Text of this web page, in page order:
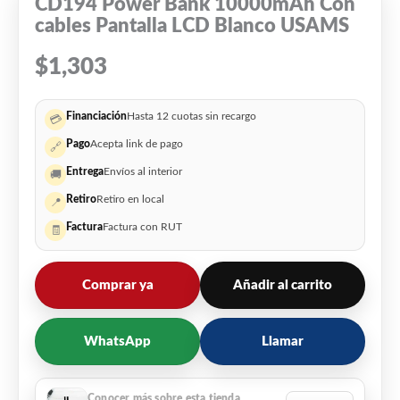
CD194 Power Bank 10000mAh Con
cables Pantalla LCD Blanco USAMS
$1,303
💳 FinanciaciónHasta 12 cuotas sin recargo
🔗 PagoAcepta link de pago
🚚 EntregaEnvíos al interior
📍 RetiroRetiro en local
🧾 FacturaFactura con RUT
Comprar ya Añadir al carrito
WhatsApp Llamar